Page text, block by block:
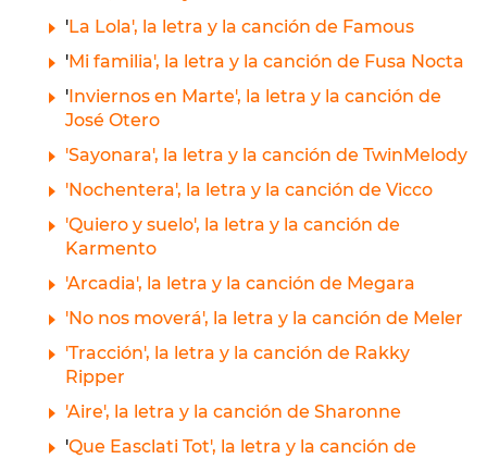
'La Lola', la letra y la canción de Famous
'Mi familia', la letra y la canción de Fusa Nocta
'Inviernos en Marte', la letra y la canción de
José Otero
'Sayonara', la letra y la canción de TwinMelody
'Nochentera', la letra y la canción de Vicco
'Quiero y suelo', la letra y la canción de
Karmento
'Arcadia', la letra y la canción de Megara
'No nos moverá', la letra y la canción de Meler
'Tracción', la letra y la canción de Rakky
Ripper
'Aire', la letra y la canción de Sharonne
'Que Easclati Tot', la letra y la canción de